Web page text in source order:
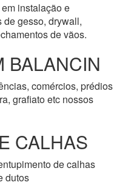
instalação e
de gesso, drywall,
de vãos.
BALANCIN
comércios, prédios
grafiato etc nossos
CALHAS
de calhas
dutos